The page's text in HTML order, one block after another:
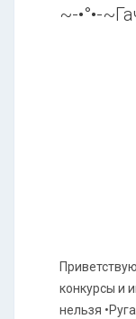
~-•°•-
конкурсы и
нельзя